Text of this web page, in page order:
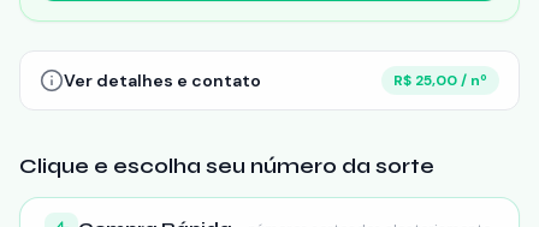
Ver detalhes e contato R$ 25,00 / nº
Clique e escolha seu número da sorte